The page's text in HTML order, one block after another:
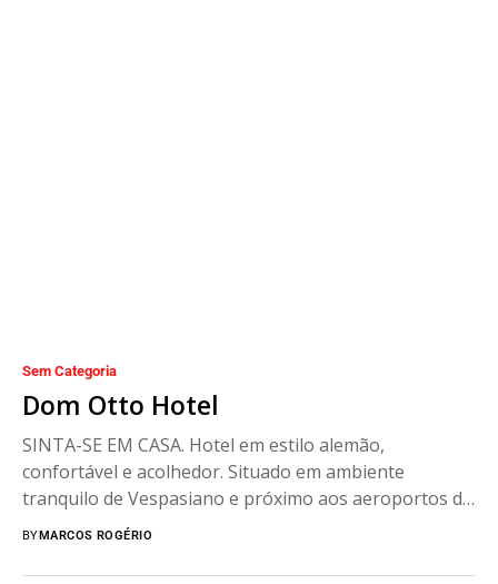
Sem Categoria
Dom Otto Hotel
SINTA-SE EM CASA. Hotel em estilo alemão,
confortável e acolhedor. Situado em ambiente
tranquilo de Vespasiano e próximo aos aeroportos de
Confins e...
BYMARCOS ROGÉRIO